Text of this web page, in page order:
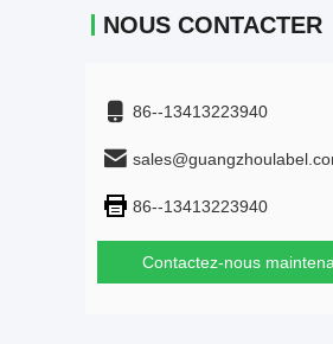
NOUS CONTACTER
86--13413223940
86--13413223940
Contactez-nous